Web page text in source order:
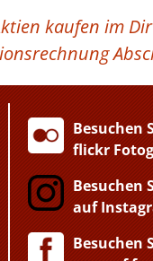
kaufen im
Besuchen
flickr
Besuchen
auf
Besuchen